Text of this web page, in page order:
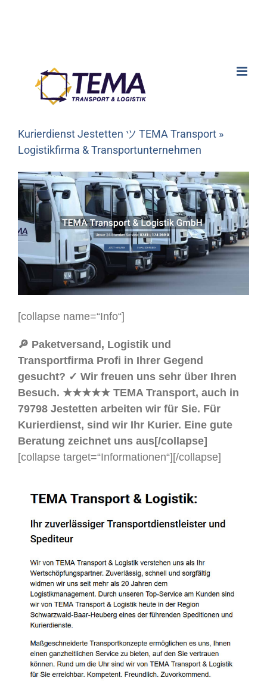
Kurierdienst Jestetten ツ TEMA Transport »
Logistikfirma & Transportunternehmen
[collapse name=“Info“]
🔎 Paketversand, Logistik und
Transportfirma Profi in Ihrer Gegend
gesucht? ✓ Wir freuen uns sehr über Ihren
Besuch. ★★★★★ TEMA Transport, auch in
79798 Jestetten arbeiten wir für Sie. Für
Kurierdienst, sind wir Ihr Kurier. Eine gute
Beratung zeichnet uns aus[/collapse]
[collapse target=“Informationen“][/collapse]